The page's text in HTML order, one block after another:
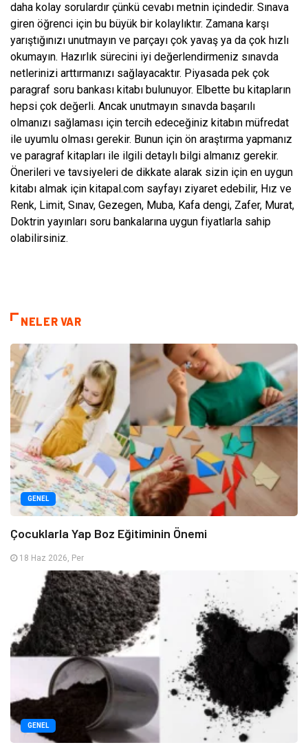
daha kolay sorulardır çünkü cevabı metnin içindedir. Sınava
giren öğrenci için bu büyük bir kolaylıktır. Zamana karşı
yarıştığınızı unutmayın ve parçayı çok yavaş ya da çok hızlı
okumayın. Hazırlık sürecini iyi değerlendirmeniz sınavda
netlerinizi arttırmanızı sağlayacaktır. Piyasada pek çok
paragraf soru bankası kitabı bulunuyor. Elbette bu kitapların
hepsi çok değerli. Ancak unutmayın sınavda başarılı
olmanızı sağlaması için tercih edeceğiniz kitabın müfredat
ile uyumlu olması gerekir. Bunun için ön araştırma yapmanız
ve paragraf kitapları ile ilgili detaylı bilgi almanız gerekir.
Önerileri ve tavsiyeleri de dikkate alarak sizin için en uygun
kitabı almak için kitapal.com sayfayı ziyaret edebilir, Hız ve
Renk, Limit, Sınav, Gezegen, Muba, Kafa dengi, Zafer, Murat,
Doktrin yayınları soru bankalarına uygun fiyatlarla sahip
olabilirsiniz.
NELER VAR
GENEL
Çocuklarla Yap Boz Eğitiminin Önemi
18 Haz 2026, Per
GENEL